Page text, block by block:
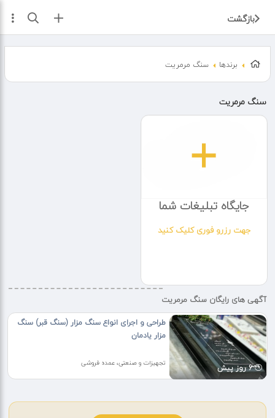
بازگشت ثبت آگهی
برندها سنگ مرمریت
سنگ مرمریت
جایگاه تبلیغات شما
جهت رزرو فوری کلیک کنید
آگهی های رایگان سنگ مرمریت
6 روز پیش
طراحی و اجرای انواع سنگ مزار (سنگ قبر) سنگ
مزار یادمان
تجهیزات و صنعتی، عمده فروشی